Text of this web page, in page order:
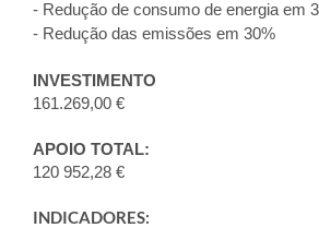
- Redução de consumo de energia em
- Redução das emissões em 30%
INVESTIMENTO
161.269,00 €
APOIO TOTAL:
120 952,28 €
INDICADORES: